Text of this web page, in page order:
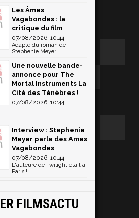
Les Âmes
Vagabondes : la
critique du film
07/08/2026, 10:44
Adapté du roman de
Stephenie Meyer ...
Une nouvelle bande-
annonce pour The
Mortal Instruments La
Cité des Ténèbres !
07/08/2026, 10:44
Interview : Stephenie
Meyer parle des Ames
Vagabondes
07/08/2026, 10:44
L'auteure de Twilight était à
Paris !
FILMSACTU